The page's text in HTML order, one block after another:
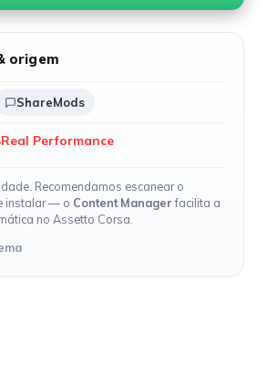
origem
ShareMods
Performance
Recomendamos escanear o
instalar — o Content Managerfacilita a
no Assetto Corsa.